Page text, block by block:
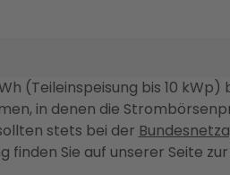
(Teileinspeisung bis 10
in denen die
stets bei der
finden Sie auf unserer Seite zur